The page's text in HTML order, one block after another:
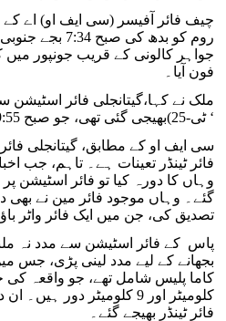
چیف فائر آفیسر (سی ایف او) اے کے
روم کو بدھ کی
جواہر کالونی کے قریب جونپور
فون آیا۔
ملک نے کہا،گیتانجلی فائر اسٹیشن
ٹی-25)بھیجی گئی تھی، جو صبح 9:55 بجے واپس لوٹی۔ ‘
سی ایف او کے مطابق، گیتانجلی
فائر ٹینڈر تعینات ہے۔ تاہم، جب
وہاں کا دورہ کیا تو فائر اسٹیشن پر
گئے۔ وہاں موجود فائر مین نے بھی
تصدیق کی، جن میں ایک فائر واٹر
پاس کے فائر اسٹیشن سے مدد نہ
بجھانے کے لیے مدد لینی پڑی، جس
کلومیٹر اور 9 کلومیٹر دور
فائر ٹینڈر بھیجے گئے۔